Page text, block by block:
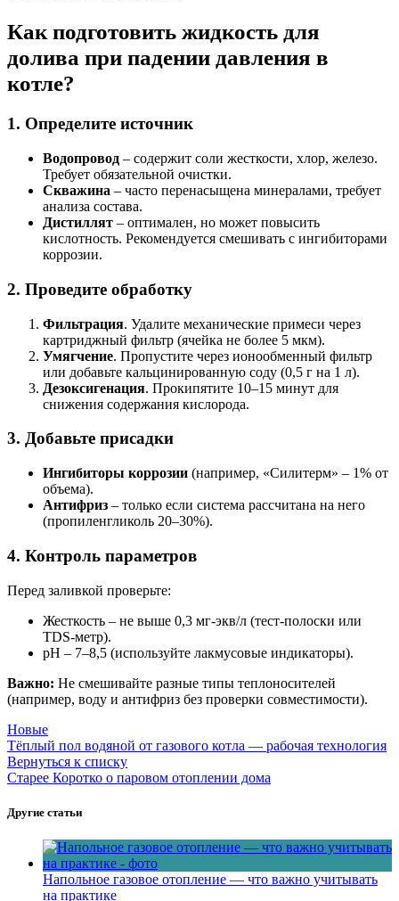
Как подготовить жидкость для
долива при падении давления в
котле?
1. Определите источник
Водопровод – содержит соли жесткости, хлор, железо.
Требует обязательной очистки.
Скважина – часто перенасыщена минералами, требует
анализа состава.
Дистиллят – оптимален, но может повысить
кислотность. Рекомендуется смешивать с ингибиторами
коррозии.
2. Проведите обработку
Фильтрация. Удалите механические примеси через
картриджный фильтр (ячейка не более 5 мкм).
Умягчение. Пропустите через ионообменный фильтр
или добавьте кальцинированную соду (0,5 г на 1 л).
Дезоксигенация. Прокипятите 10–15 минут для
снижения содержания кислорода.
3. Добавьте присадки
Ингибиторы коррозии (например, «Силитерм» – 1% от
объема).
Антифриз – только если система рассчитана на него
(пропиленгликоль 20–30%).
4. Контроль параметров
Перед заливкой проверьте:
Жесткость – не выше 0,3 мг-экв/л (тест-полоски или
TDS-метр).
pH – 7–8,5 (используйте лакмусовые индикаторы).
Важно: Не смешивайте разные типы теплоносителей
(например, воду и антифриз без проверки совместимости).
Новые
Тёплый пол водяной от газового котла — рабочая технология
Вернуться к списку
Старее Коротко о паровом отоплении дома
Другие статьи
Напольное газовое отопление — что важно учитывать
на практике